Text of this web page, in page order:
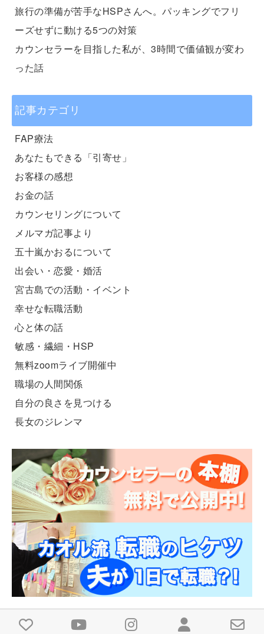
旅行の準備が苦手なHSPさんへ。パッキングでフリ
ーズせずに動ける5つの対策
カウンセラーを目指した私が、3時間で価値観が変わ
った話
記事カテゴリ
FAP療法
あなたもできる「引寄せ」
お客様の感想
お金の話
カウンセリングについて
メルマガ記事より
五十嵐かおるについて
出会い・恋愛・婚活
宮古島での活動・イベント
幸せな転職活動
心と体の話
敏感・繊細・HSP
無料zoomライブ開催中
職場の人間関係
自分の良さを見つける
長女のジレンマ